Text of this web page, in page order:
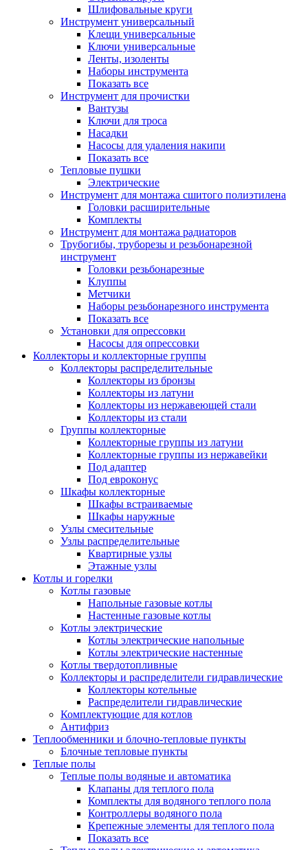
Шлифовальные круги
Инструмент универсальный
Клещи универсальные
Ключи универсальные
Ленты, изоленты
Наборы инструмента
Показать все
Инструмент для прочистки
Вантузы
Ключи для троса
Насадки
Насосы для удаления накипи
Показать все
Тепловые пушки
Электрические
Инструмент для монтажа сшитого полиэтилена
Головки расширительные
Комплекты
Инструмент для монтажа радиаторов
Трубогибы, труборезы и резьбонарезной
инструмент
Головки резьбонарезные
Клуппы
Метчики
Наборы резьбонарезного инструмента
Показать все
Установки для опрессовки
Насосы для опрессовки
Коллекторы и коллекторные группы
Коллекторы распределительные
Коллекторы из бронзы
Коллекторы из латуни
Коллекторы из нержавеющей стали
Коллекторы из стали
Группы коллекторные
Коллекторные группы из латуни
Коллекторные группы из нержавейки
Под адаптер
Под евроконус
Шкафы коллекторные
Шкафы встраиваемые
Шкафы наружные
Узлы смесительные
Узлы распределительные
Квартирные узлы
Этажные узлы
Котлы и горелки
Котлы газовые
Напольные газовые котлы
Настенные газовые котлы
Котлы электрические
Котлы электрические напольные
Котлы электрические настенные
Котлы твердотопливные
Коллекторы и распределители гидравлические
Коллекторы котельные
Распределители гидравлические
Комплектующие для котлов
Антифриз
Теплообменники и блочно-тепловые пункты
Блочные тепловые пункты
Теплые полы
Теплые полы водяные и автоматика
Клапаны для теплого пола
Комплекты для водяного теплого пола
Контроллеры водяного пола
Крепежные элементы для теплого пола
Показать все